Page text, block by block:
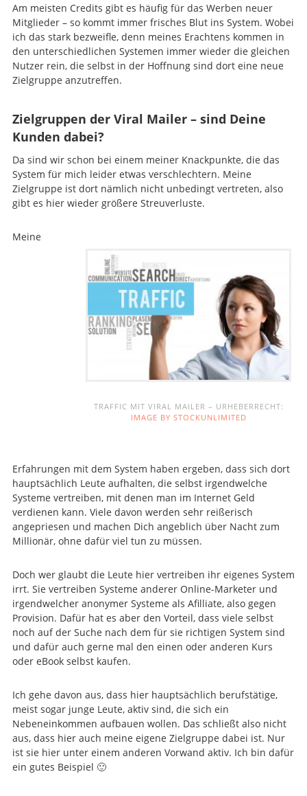
Am meisten Credits gibt es häufig für das Werben neuer
Mitglieder – so kommt immer frisches Blut ins System. Wobei
ich das stark bezweifle, denn meines Erachtens kommen in
den unterschiedlichen Systemen immer wieder die gleichen
Nutzer rein, die selbst in der Hoffnung sind dort eine neue
Zielgruppe anzutreffen.
Zielgruppen der Viral Mailer – sind Deine
Kunden dabei?
Da sind wir schon bei einem meiner Knackpunkte, die das
System für mich leider etwas verschlechtern. Meine
Zielgruppe ist dort nämlich nicht unbedingt vertreten, also
gibt es hier wieder größere Streuverluste.
TRAFFIC MIT VIRAL MAILER – URHEBERRECHT:
IMAGE BY STOCKUNLIMITED
Meine
Erfahrungen mit dem System haben ergeben, dass sich dort
hauptsächlich Leute aufhalten, die selbst irgendwelche
Systeme vertreiben, mit denen man im Internet Geld
verdienen kann. Viele davon werden sehr reißerisch
angepriesen und machen Dich angeblich über Nacht zum
Millionär, ohne dafür viel tun zu müssen.
Doch wer glaubt die Leute hier vertreiben ihr eigenes System
irrt. Sie vertreiben Systeme anderer Online-Marketer und
irgendwelcher anonymer Systeme als Afilliate, also gegen
Provision. Dafür hat es aber den Vorteil, dass viele selbst
noch auf der Suche nach dem für sie richtigen System sind
und dafür auch gerne mal den einen oder anderen Kurs
oder eBook selbst kaufen.
Ich gehe davon aus, dass hier hauptsächlich berufstätige,
meist sogar junge Leute, aktiv sind, die sich ein
Nebeneinkommen aufbauen wollen. Das schließt also nicht
aus, dass hier auch meine eigene Zielgruppe dabei ist. Nur
ist sie hier unter einem anderen Vorwand aktiv. Ich bin dafür
ein gutes Beispiel 🙂